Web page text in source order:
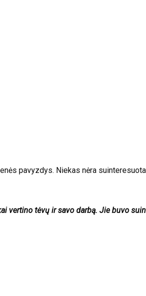
pavyzdys. Niekas nėra
vertino tėvų ir savo darbą. Jie buvo